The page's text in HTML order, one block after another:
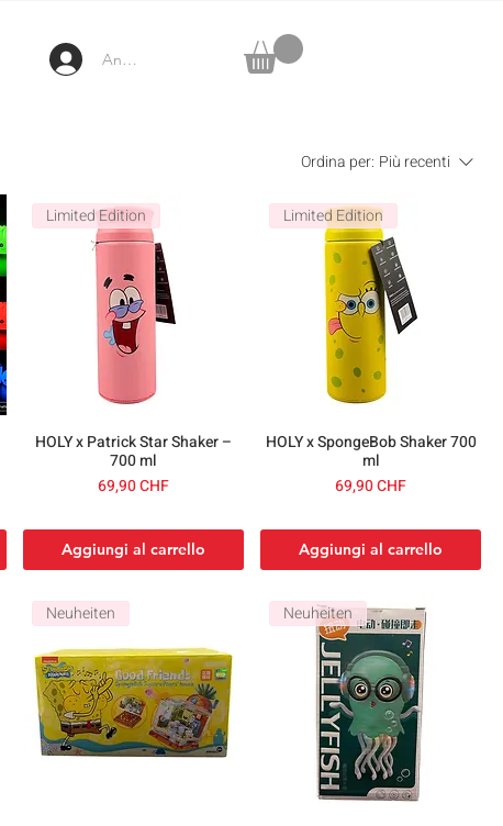
Anmelden
Ordina per: Più recenti
Limited Edition
HOLY x Patrick Star Shaker –
700 ml
Prezzo
69,90 CHF
Aggiungi al carrello
Limited Edition
HOLY x SpongeBob Shaker 700
ml
Prezzo
69,90 CHF
Aggiungi al carrello
Neuheiten Neuheiten